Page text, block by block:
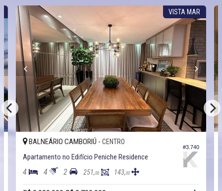
VISTA MAR
#3.740
BALNEÁRIO CAMBORIÚ - CENTRO
Apartamento no Edifício Peniche Residence
4 4 2 251,00 143,00